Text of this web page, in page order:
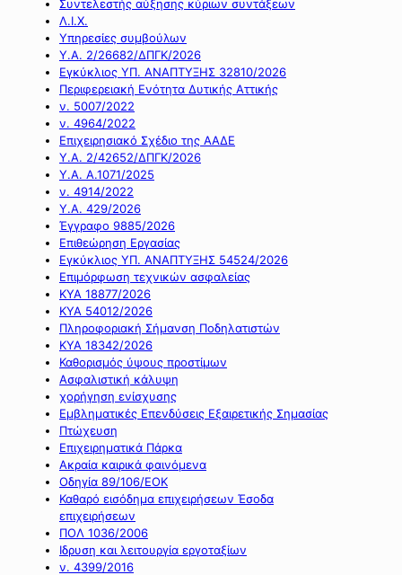
Συντελεστής αύξησης κύριων συντάξεων
Λ.Ι.Χ.
Υπηρεσίες συμβούλων
Υ.Α. 2/26682/ΔΠΓΚ/2026
Εγκύκλιος ΥΠ. ΑΝΑΠΤΥΞΗΣ 32810/2026
Περιφερειακή Ενότητα Δυτικής Αττικής
ν. 5007/2022
ν. 4964/2022
Επιχειρησιακό Σχέδιο της ΑΑΔΕ
Υ.Α. 2/42652/ΔΠΓΚ/2026
Υ.Α. Α.1071/2025
ν. 4914/2022
Υ.Α. 429/2026
Έγγραφο 9885/2026
Επιθεώρηση Εργασίας
Εγκύκλιος ΥΠ. ΑΝΑΠΤΥΞΗΣ 54524/2026
Επιμόρφωση τεχνικών ασφαλείας
ΚΥΑ 18877/2026
ΚΥΑ 54012/2026
Πληροφοριακή Σήμανση Ποδηλατιστών
ΚΥΑ 18342/2026
Καθορισμός ύψους προστίμων
Ασφαλιστική κάλυψη
χορήγηση ενίσχυσης
Εμβληματικές Επενδύσεις Εξαιρετικής Σημασίας
Πτώχευση
Επιχειρηματικά Πάρκα
Ακραία καιρικά φαινόμενα
Οδηγία 89/106/ΕΟΚ
Καθαρό εισόδημα επιχειρήσεων Έσοδα
επιχειρήσεων
ΠΟΛ 1036/2006
Ιδρυση και λειτουργία εργοταξίων
ν. 4399/2016